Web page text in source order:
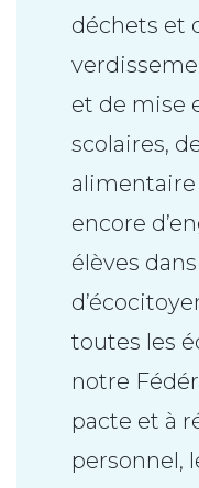
déchets et
et de mise
scolaires,
alimentaire
encore
élèves
toutes les
notre
pacte et à
personnel,